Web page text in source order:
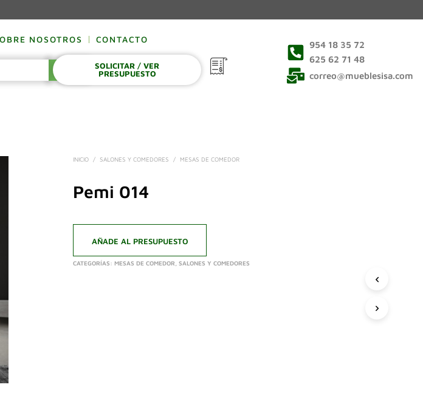
NOSOTROS CONTACTO
SOLICITAR / VER
PRESUPUESTO
954 18 35 72
625 62 71 48
correo@mueblesisa.com
INICIO / SALONES Y COMEDORES / MESAS DE COMEDOR
Pemi 014
AÑADE AL PRESUPUESTO
CATEGORÍAS:MESAS DE COMEDOR ,SALONES Y COMEDORES